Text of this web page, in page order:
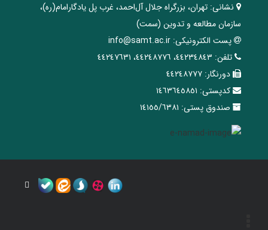
نشانی: تهران، ‌بزرگراه ‌جلال آل‌احمد، غرب پل يادگار‌امام(ره)‌،
سازمان مطالعه و تدوین‌ (سمت)
پست الکترونیکی: info@samt.ac.ir
تلفن: ٤٤٢٣٤٨٤٣، ٤٤٢٤٨٧٧٦، ٤٤٢٤٧٦٣١
دورنگار: ٤٤٢٤٨٧٧٧
کدپستی: ١٤٦٣٦٤٥٨٥١
صندوق پستی: ١٤١٥٥/٦٣٨١